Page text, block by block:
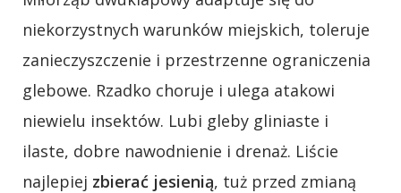
niekorzystnych warunków miejskich, toleruje
zanieczyszczenie i przestrzenne ograniczenia
glebowe. Rzadko choruje i ulega atakowi
niewielu insektów. Lubi gleby gliniaste i
ilaste, dobre nawodnienie i drenaż. Liście
najlepiej zbierać jesienią, tuż przed zmianą